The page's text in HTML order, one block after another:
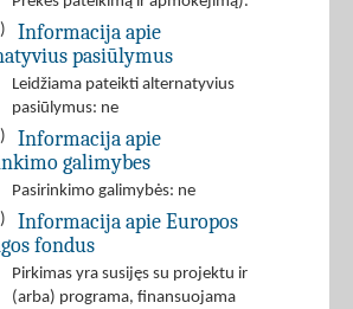
Informacija apie
pasiūlymus
Leidžiama pateikti alternatyvius
pasiūlymus: ne
Informacija apie
galimybes
Pasirinkimo galimybės: ne
Informacija apie Europos
fondus
Pirkimas yra susijęs su projektu ir
(arba) programa, finansuojama